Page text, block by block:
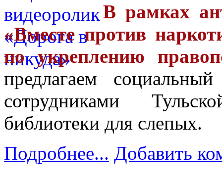
В рамках
«Вместе против
по укреплению
предлагаем
сотрудниками
библиотеки для слепых.
Подробнее... Добавить